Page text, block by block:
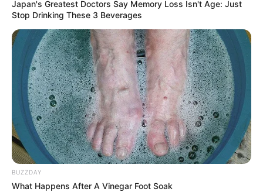
Japan's Greatest Doctors Say Memory Loss Isn't Age: Just
Stop Drinking These 3 Beverages
BUZZDAY
What Happens After A Vinegar Foot Soak